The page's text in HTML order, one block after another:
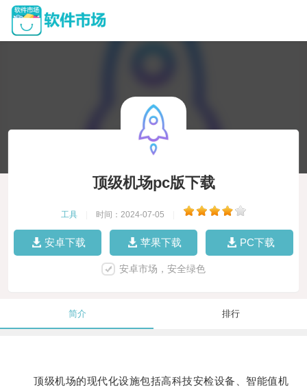
顶级机场pc版下载
工具 时间：2024-07-05
安卓下载 苹果下载 PC下载
安卓市场，安全绿色
简介 排行
顶级机场的现代化设施包括高科技安检设备、智能值机